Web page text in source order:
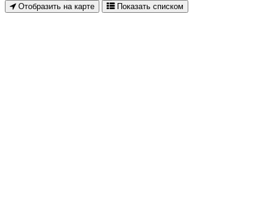
Отобразить на карте Показать списком